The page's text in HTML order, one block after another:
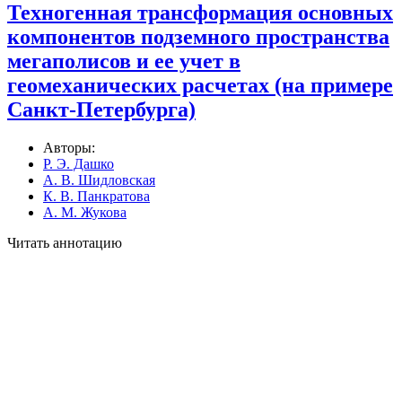
Техногенная трансформация основных
компонентов подземного пространства
мегаполисов и ее учет в
геомеханических расчетах (на примере
Санкт-Петербурга)
Авторы:
Р. Э. Дашко
А. В. Шидловская
К. В. Панкратова
А. М. Жукова
Читать аннотацию